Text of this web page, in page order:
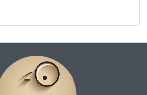
мають продовження в
складчатістю
перспективності. Ізолінії
не мають безпосереднього
підняттями, що
відсутність тут чітко